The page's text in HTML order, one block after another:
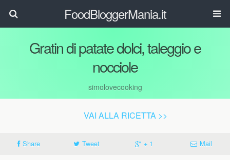
FoodBloggerMania.it
Gratin di patate dolci, taleggio e
nocciole
simolovecooking
VAI ALLA RICETTA >>
Share Tweet + 1 Mail